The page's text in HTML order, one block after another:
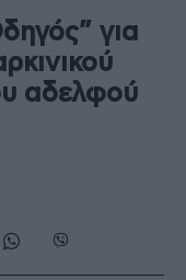
για
αδελφού